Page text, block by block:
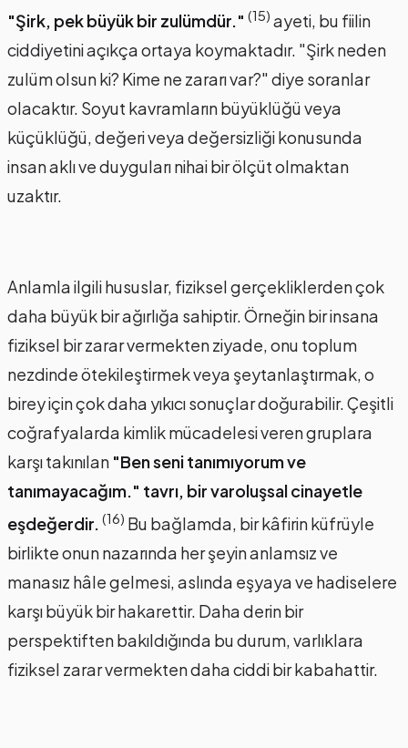
"Şirk, pek büyük bir zulümdür." (15) ayeti, bu fiilin
ciddiyetini açıkça ortaya koymaktadır. "Şirk neden
zulüm olsun ki? Kime ne zararı var?" diye soranlar
olacaktır. Soyut kavramların büyüklüğü veya
küçüklüğü, değeri veya değersizliği konusunda
insan aklı ve duyguları nihai bir ölçüt olmaktan
uzaktır.
Anlamla ilgili hususlar, fiziksel gerçekliklerden çok
daha büyük bir ağırlığa sahiptir. Örneğin bir insana
fiziksel bir zarar vermekten ziyade, onu toplum
nezdinde ötekileştirmek veya şeytanlaştırmak, o
birey için çok daha yıkıcı sonuçlar doğurabilir. Çeşitli
coğrafyalarda kimlik mücadelesi veren gruplara
karşı takınılan "Ben seni tanımıyorum ve
tanımayacağım." tavrı, bir varoluşsal cinayetle
eşdeğerdir. (16) Bu bağlamda, bir kâfirin küfrüyle
birlikte onun nazarında her şeyin anlamsız ve
manasız hâle gelmesi, aslında eşyaya ve hadiselere
karşı büyük bir hakarettir. Daha derin bir
perspektiften bakıldığında bu durum, varlıklara
fiziksel zarar vermekten daha ciddi bir kabahattir.